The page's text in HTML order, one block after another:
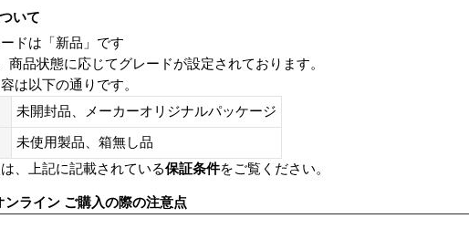
いて
ドは「新品」です
商品状態に応じてグレードが設定されております。
は以下の通りです。
未開封品、メーカーオリジナルパッケージ
未使用製品、箱無し品
、上記に記載されている保証条件をご覧ください。
ンライン ご購入の際の注意点